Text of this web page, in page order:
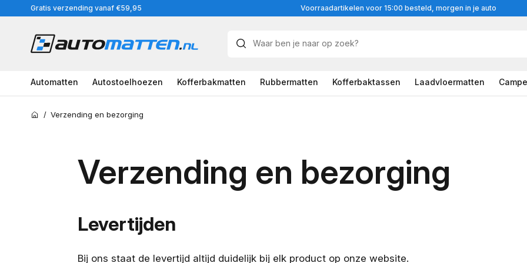
naar
Gratis verzending vanaf €59,95 Voorraadartikelen voor 15:00 besteld, morgen in je auto
Automatten Autostoelhoezen Kofferbakmatten Rubbermatten Kofferbaktassen Laadvloermatten
Home
/ Verzending en bezorging
Verzending en bezorging
Levertijden
Bij ons staat de levertijd altijd duidelijk bij elk product op onze website.